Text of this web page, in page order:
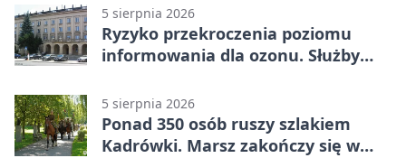
5 sierpnia 2026
Ryzyko przekroczenia poziomu
informowania dla ozonu. Służby
5 sierpnia 2026
Ponad 350 osób ruszy szlakiem
Kadrówki. Marsz zakończy się w